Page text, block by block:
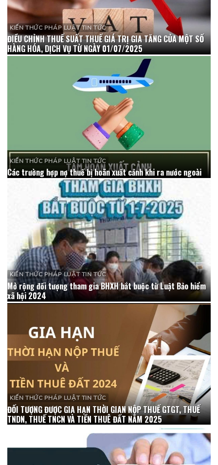
KIẾN THỨC PHÁP LUẬT TIN TỨC
ĐIỀU CHỈNH THUẾ SUẤT THUẾ GIÁ TRỊ GIA TĂNG CỦA MỘT SỐ
HÀNG HÓA, DỊCH VỤ TỪ NGÀY 01/07/2025
KIẾN THỨC PHÁP LUẬT TIN TỨC
Các trường hợp nợ thuế bị hoãn xuất cảnh khi ra nước ngoài
KIẾN THỨC PHÁP LUẬT TIN TỨC
Mở rộng đối tượng tham gia BHXH bắt buộc từ Luật Bảo hiểm
xã hội 2024
KIẾN THỨC PHÁP LUẬT TIN TỨC
ĐỐI TƯỢNG ĐƯỢC GIA HẠN THỜI GIAN NỘP THUẾ GTGT, THUẾ
TNDN, THUẾ TNCN VÀ TIỀN THUÊ ĐẤT NĂM 2025